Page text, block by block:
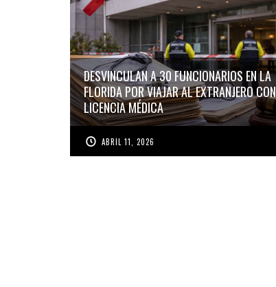
DESVINCULAN A 30 FUNCIONARIOS EN LA
FLORIDA POR VIAJAR AL EXTRANJERO CON
LICENCIA MÉDICA
ABRIL 11, 2026